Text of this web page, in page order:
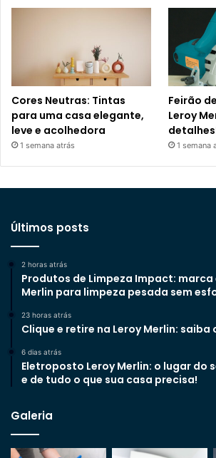
Cores Neutras: Tintas
para uma casa elegante,
leve e acolhedora
1 semana atrás
Feirão
Leroy
1 semana
Últimos posts
2 horas atrás
Produtos de Limpeza Impact: marca
Merlin para limpeza pesada sem
23 horas atrás
Clique e retire na Leroy Merlin: saiba
6 dias atrás
Eletroposto Leroy Merlin: o lugar do
e de tudo o que sua casa precisa!
Galeria